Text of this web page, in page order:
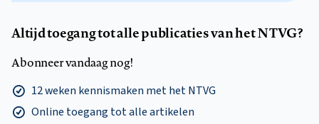
Altijd toegang tot alle publicaties van het NTVG?
Abonneer vandaag nog!
12 weken kennismaken met het NTVG
Online toegang tot alle artikelen